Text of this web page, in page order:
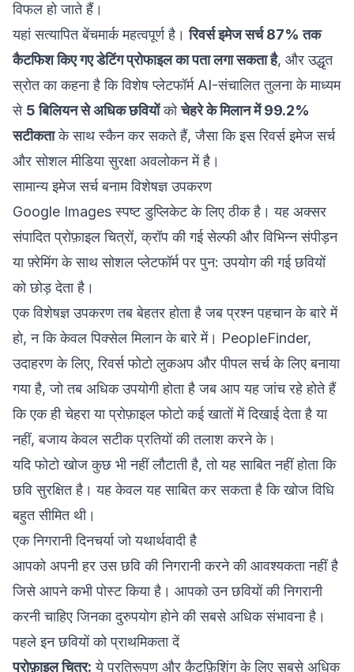
विफल हो जाते हैं।
यहां सत्यापित बेंचमार्क महत्वपूर्ण है।रिवर्स इमेज सर्च 87% तक
कैटफिश किए गए डेटिंग प्रोफाइल का पता लगा सकता है, और उद्धृत
स्रोत का कहना है कि विशेष प्लेटफॉर्म AI-संचालित तुलना के माध्यम
से 5 बिलियन से अधिक छवियोंकोचेहरे के मिलान में 99.2%
सटीकताके साथ स्कैन कर सकते हैं, जैसा किइस रिवर्स इमेज सर्च
और सोशल मीडिया सुरक्षा अवलोकनमें है।
सामान्य इमेज सर्च बनाम विशेषज्ञ उपकरण
Google Images स्पष्ट डुप्लिकेट के लिए ठीक है। यह अक्सर
संपादित प्रोफ़ाइल चित्रों, क्रॉप की गई सेल्फी और विभिन्न संपीड़न
या फ़्रेमिंग के साथ सोशल प्लेटफॉर्म पर पुन: उपयोग की गई छवियों
को छोड़ देता है।
एक विशेषज्ञ उपकरण तब बेहतर होता है जब प्रश्न पहचान के बारे में
हो, न कि केवल पिक्सेल मिलान के बारे में। PeopleFinder,
उदाहरण के लिए, रिवर्स फोटो लुकअप और पीपल सर्च के लिए बनाया
गया है, जो तब अधिक उपयोगी होता है जब आप यह जांच रहे होते हैं
कि एक ही चेहरा या प्रोफ़ाइल फोटो कई खातों में दिखाई देता है या
नहीं, बजाय केवल सटीक प्रतियों की तलाश करने के।
यदि फोटो खोज कुछ भी नहीं लौटाती है, तो यह साबित नहीं होता कि
छवि सुरक्षित है। यह केवल यह साबित कर सकता है कि खोज विधि
बहुत सीमित थी।
एक निगरानी दिनचर्या जो यथार्थवादी है
आपको अपनी हर उस छवि की निगरानी करने की आवश्यकता नहीं है
जिसे आपने कभी पोस्ट किया है। आपको उन छवियों की निगरानी
करनी चाहिए जिनका दुरुपयोग होने की सबसे अधिक संभावना है।
पहले इन छवियों को प्राथमिकता दें
प्रोफ़ाइल चित्र: ये प्रतिरूपण और कैटफ़िशिंग के लिए सबसे अधिक